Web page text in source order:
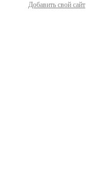
Добавить свой сайт